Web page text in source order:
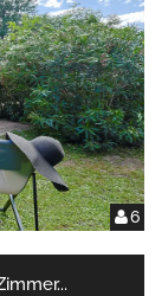
6
...